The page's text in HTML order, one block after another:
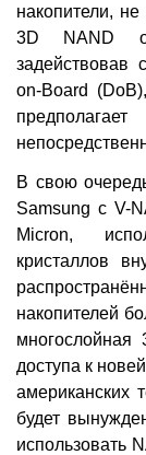
накопители,
3D NAND
задействовав
on-Board
В свою
Samsung с V-
Micron,
кристаллов
накопителей
доступа к
американских
будет
использовать